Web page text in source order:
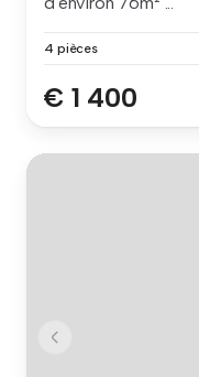
4 pièces
€ 1 400